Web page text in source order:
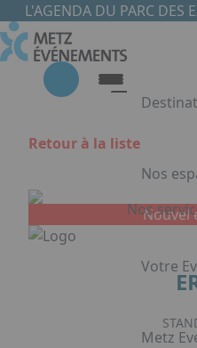
Aller au contenu principal
L'AGENDA DU PARC DES
Choisir
Accès &
Nos
Nos
Halls
Foyer du
Salles
Nos
Votre
Votre
Metz
Retour à la liste
Nouvel
Panneau de gestion des